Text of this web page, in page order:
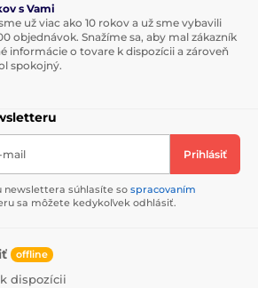
s Vami
už viac ako 10 rokov a už sme vybavili
objednávok. Snažíme sa, aby mal zákazník
informácie o tovare k dispozícii a zároveň
spokojný.
mail Prihlásiť
newslettera súhlasíte so spracovaním
sa môžete kedykoľvek odhlásiť.
offline
dispozícii